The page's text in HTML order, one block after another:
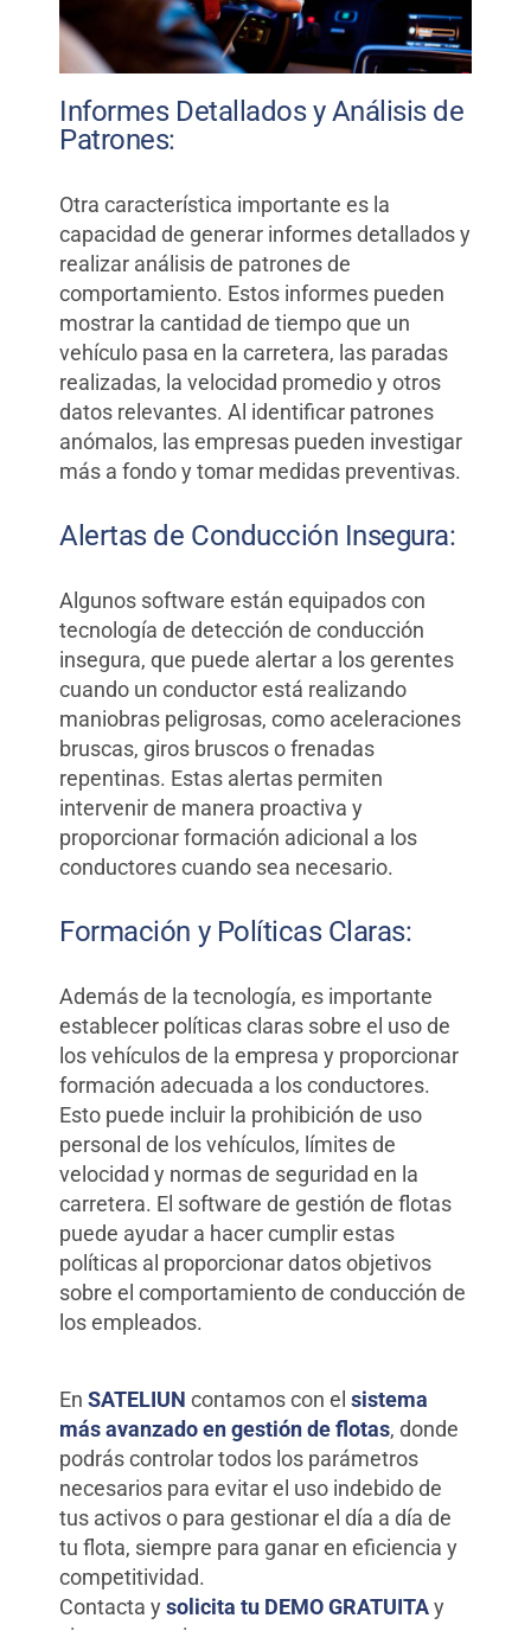
Informes Detallados y Análisis de
Patrones:
Otra característica importante es la
capacidad de generar informes detallados y
realizar análisis de patrones de
comportamiento. Estos informes pueden
mostrar la cantidad de tiempo que un
vehículo pasa en la carretera, las paradas
realizadas, la velocidad promedio y otros
datos relevantes. Al identificar patrones
anómalos, las empresas pueden investigar
más a fondo y tomar medidas preventivas.
Alertas de Conducción Insegura:
Algunos software están equipados con
tecnología de detección de conducción
insegura, que puede alertar a los gerentes
cuando un conductor está realizando
maniobras peligrosas, como aceleraciones
bruscas, giros bruscos o frenadas
repentinas. Estas alertas permiten
intervenir de manera proactiva y
proporcionar formación adicional a los
conductores cuando sea necesario.
Formación y Políticas Claras:
Además de la tecnología, es importante
establecer políticas claras sobre el uso de
los vehículos de la empresa y proporcionar
formación adecuada a los conductores.
Esto puede incluir la prohibición de uso
personal de los vehículos, límites de
velocidad y normas de seguridad en la
carretera. El software de gestión de flotas
puede ayudar a hacer cumplir estas
políticas al proporcionar datos objetivos
sobre el comportamiento de conducción de
los empleados.
EnSATELIUN contamos con elsistema
más avanzado en gestión de flotas, donde
podrás controlar todos los parámetros
necesarios para evitar el uso indebido de
tus activos o para gestionar el día a día de
tu flota, siempre para ganar en eficiencia y
competitividad.
Contacta ysolicita tu DEMO GRATUITA y